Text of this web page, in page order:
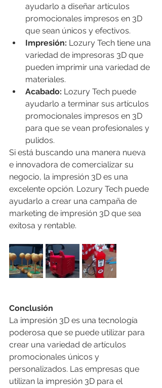
ayudarlo a diseñar artículos
promocionales impresos en 3D
que sean únicos y efectivos.
Impresión: Lozury Tech tiene una
variedad de impresoras 3D que
pueden imprimir una variedad de
materiales.
Acabado: Lozury Tech puede
ayudarlo a terminar sus artículos
promocionales impresos en 3D
para que se vean profesionales y
pulidos.
Si está buscando una manera nueva
e innovadora de comercializar su
negocio, la impresión 3D es una
excelente opción. Lozury Tech puede
ayudarlo a crear una campaña de
marketing de impresión 3D que sea
exitosa y rentable.
Conclusión
La impresión 3D es una tecnología
poderosa que se puede utilizar para
crear una variedad de artículos
promocionales únicos y
personalizados. Las empresas que
utilizan la impresión 3D para el